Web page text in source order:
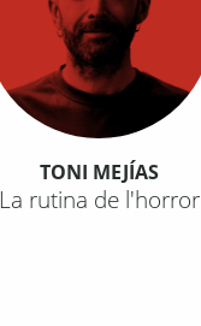
TONI MEJÍAS
La rutina de l'horror